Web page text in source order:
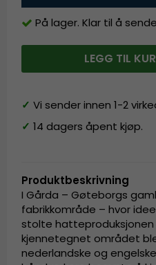
På lager. Klar til å
LEGG TIL
✓ Vi sender innen 1-2
✓ 14 dagers åpent kjøp.
Produktbeskrivning
I Gårda – Gøteborgs
fabrikkområde – hvor
stolte
kjennetegnet området
nederlandske og